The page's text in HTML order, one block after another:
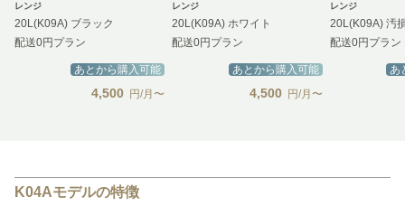
レンジ
20L(K09A) ブラック
配送0円プラン
あとから購入可能
4,500 円/月〜
レンジ
20L(K09A) ホワイト
配送0円プラン
あとから購入可能
4,500 円/月〜
レンジ
配送0円プラン
あ
K04Aモデルの特徴